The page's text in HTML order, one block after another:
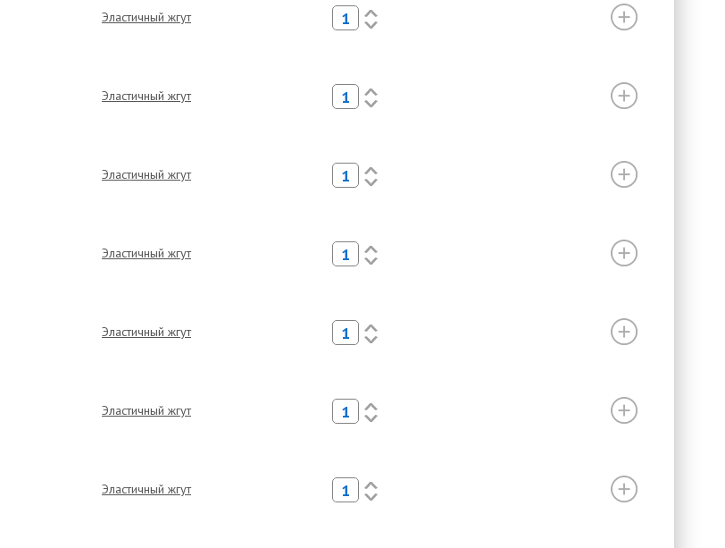
Эластичный жгут
<
>
Эластичный жгут
<
>
Эластичный жгут
<
>
Эластичный жгут
<
>
Эластичный жгут
<
>
Эластичный жгут
<
>
Эластичный жгут
<
>